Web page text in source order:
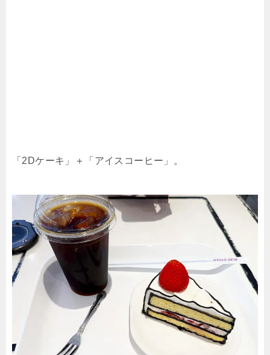
「2Dケーキ」＋「アイスコーヒー」。